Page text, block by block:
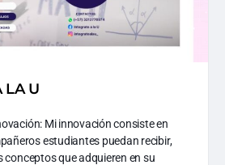
LA U
Mi innovación consiste en
estudiantes puedan recibir,
conceptos que adquieren en su